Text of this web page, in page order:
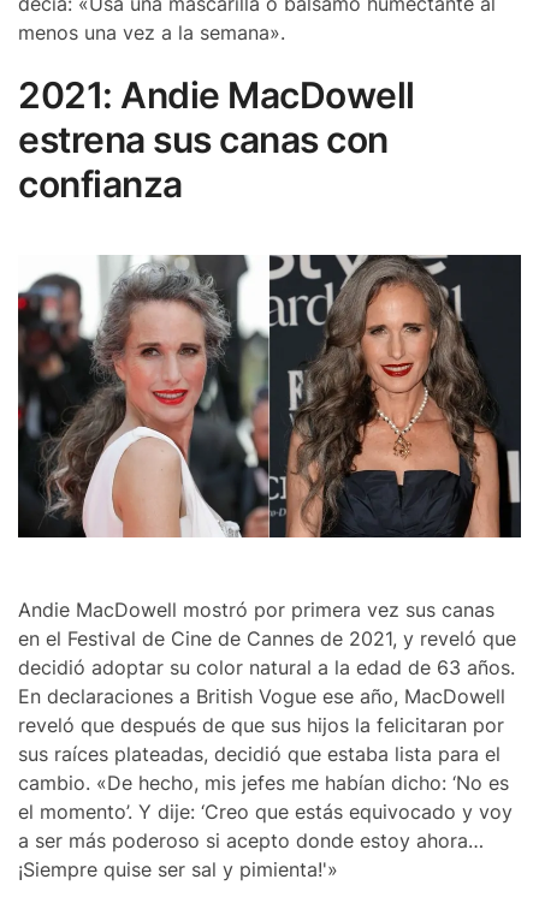
menos una vez a la semana».
2021: Andie MacDowell
estrena sus canas con
confianza
Andie MacDowell mostró por primera vez sus canas
en el Festival de Cine de Cannes de 2021, y reveló que
decidió adoptar su color natural a la edad de 63 años.
En declaraciones a British Vogue ese año, MacDowell
reveló que después de que sus hijos la felicitaran por
sus raíces plateadas, decidió que estaba lista para el
cambio. «De hecho, mis jefes me habían dicho: ‘No es
el momento’. Y dije: ‘Creo que estás equivocado y voy
a ser más poderoso si acepto donde estoy ahora…
¡Siempre quise ser sal y pimienta!'»